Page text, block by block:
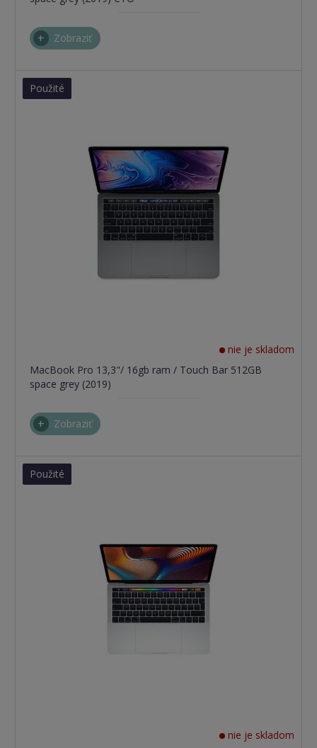
Zobraziť
Použité
nie je skladom
MacBook Pro 13,3"/ 16gb ram / Touch Bar 512GB
space grey (2019)
Zobraziť
Použité
nie je skladom